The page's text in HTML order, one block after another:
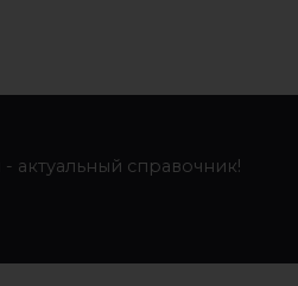
актуальный справочник!